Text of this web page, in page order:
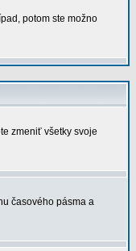
potom ste možno
zmeniť všetky svoje
časového pásma a